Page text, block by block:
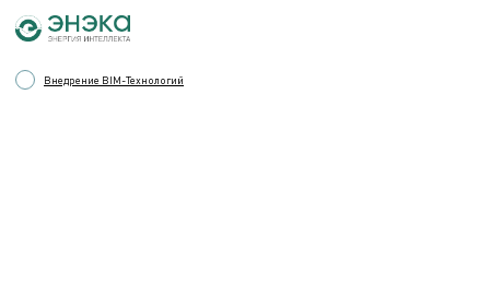
Внедрение BIM-Технологий